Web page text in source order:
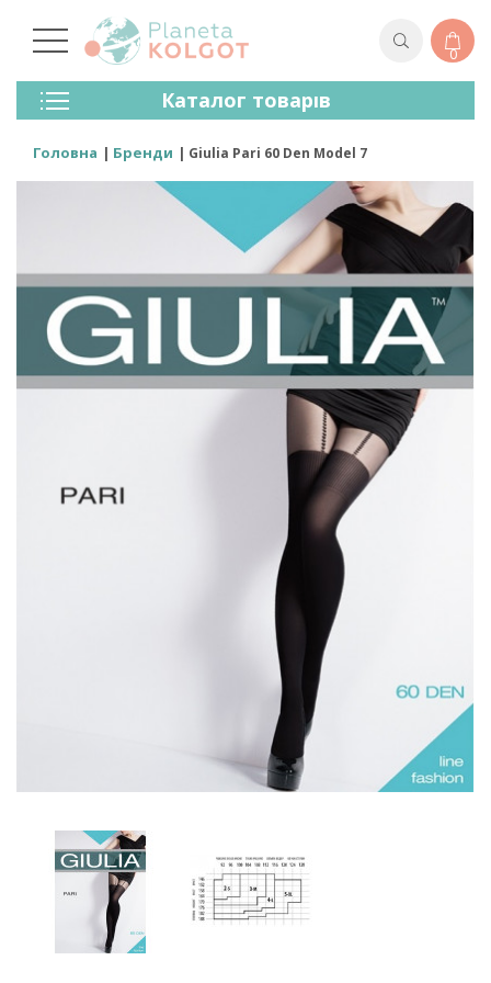
0
Каталог товарів
Колготки
Панчохи
Лосини (легінси)
Шкарпетки Та Гольфи
Для Дітей
Бренди
Головна Бренди Giulia Pari 60 Den Model 7